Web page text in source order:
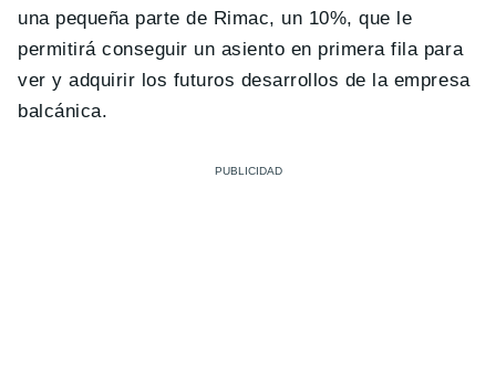
una pequeña parte de Rimac, un 10%, que le
permitirá conseguir un asiento en primera fila para
ver y adquirir los futuros desarrollos de la empresa
balcánica.